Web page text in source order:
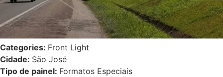
Categories: Front Light
Cidade: São José
Tipo de painel: Formatos Especiais